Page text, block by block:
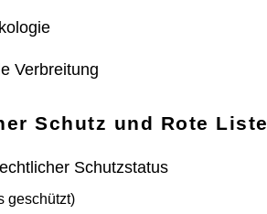
Verbreitung
Schutz und Rote Liste
Schutzstatus
geschützt)